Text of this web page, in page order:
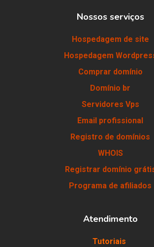
Nossos serviços
Hospedagem de site
Hospedagem
Comprar domínio
Domínio br
Servidores Vps
Email profissional
Registro de domínios
WHOIS
Registrar domínio
Programa de afiliados
Atendimento
Tutoriais